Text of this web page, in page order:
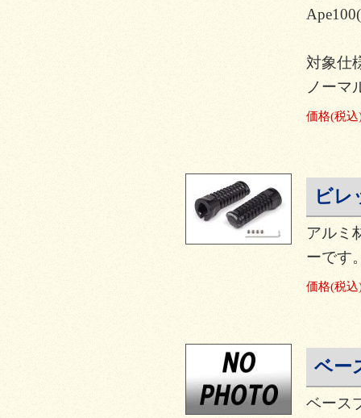
対象仕
ノーマ
価格(税込
ビレ
アルミ
ーです
価格(税込
ベー
ベース